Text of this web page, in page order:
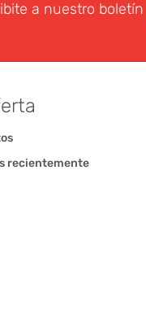
a nuestro boletín
recientemente